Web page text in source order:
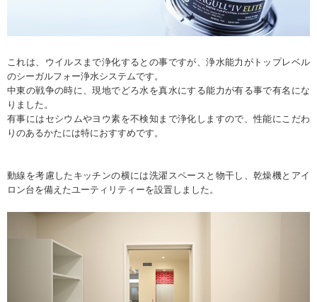
これは、ウイルスまで浄化するとの事ですが、浄水能力がトップレベル
のシーガルフォー浄水システムです。
中東の戦争の時に、現地でどろ水を真水にする能力が有る事で有名にな
りました。
有事にはセシウムやヨウ素を不検知まで浄化しますので、性能にこだわ
りのあるかたには特におすすめです。
動線を考慮したキッチンの横には洗濯スペースと物干し、乾燥機とアイ
ロン台を備えたユーティリティーを設置しました。